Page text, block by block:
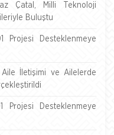
Çatal, Milli Teknoloji
Buluştu
Projesi Desteklenmeye
Aile İletişimi ve Ailelerde
Projesi Desteklenmeye